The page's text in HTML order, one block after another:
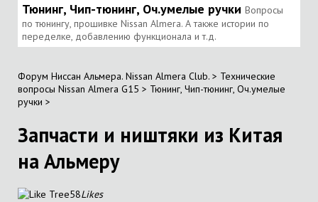
Тюнинг, Чип-тюнинг, Оч.умелые ручки Вопросы
по тюнингу, прошивке Nissan Almera. А также истории по
переделке, добавлению функционала и т.д.
Форум Ниссан Альмера. Nissan Almera Club. > Технические
вопросы Nissan Almera G15 > Тюнинг, Чип-тюнинг, Оч.умелые
ручки >
Запчасти и ништяки из Китая
на Альмеру
58Likes